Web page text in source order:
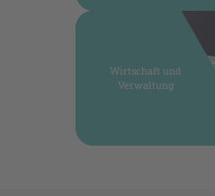
Wirtschaft und
Verwaltung